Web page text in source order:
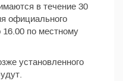
в течение 30
официального
16.00 по местному
установленного